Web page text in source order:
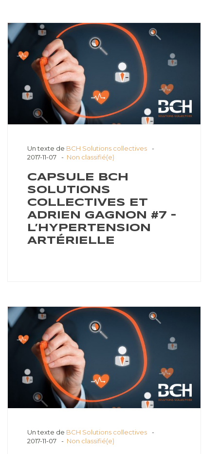
Un texte de BCH Solutions collectives
2017-11-07
Non classifié(e)
CAPSULE BCH
SOLUTIONS
COLLECTIVES ET
ADRIEN GAGNON #7 –
L’HYPERTENSION
ARTÉRIELLE
Un texte de BCH Solutions collectives
2017-11-07
Non classifié(e)